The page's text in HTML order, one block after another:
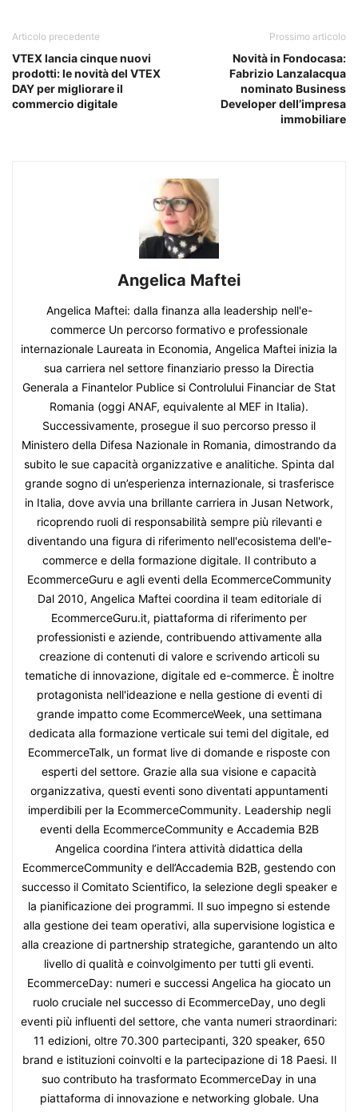
Articolo precedente
VTEX lancia cinque nuovi
prodotti: le novità del VTEX
DAY per migliorare il
commercio digitale
Prossimo articolo
Novità in Fondocasa:
Fabrizio Lanzalacqua
nominato Business
Developer dell’impresa
immobiliare
Angelica Maftei
Angelica Maftei: dalla finanza alla leadership nell'e-
commerce Un percorso formativo e professionale
internazionale Laureata in Economia, Angelica Maftei inizia la
sua carriera nel settore finanziario presso la Directia
Generala a Finantelor Publice si Controlului Financiar de Stat
Romania (oggi ANAF, equivalente al MEF in Italia).
Successivamente, prosegue il suo percorso presso il
Ministero della Difesa Nazionale in Romania, dimostrando da
subito le sue capacità organizzative e analitiche. Spinta dal
grande sogno di un’esperienza internazionale, si trasferisce
in Italia, dove avvia una brillante carriera in Jusan Network,
ricoprendo ruoli di responsabilità sempre più rilevanti e
diventando una figura di riferimento nell'ecosistema dell'e-
commerce e della formazione digitale. Il contributo a
EcommerceGuru e agli eventi della EcommerceCommunity
Dal 2010, Angelica Maftei coordina il team editoriale di
EcommerceGuru.it, piattaforma di riferimento per
professionisti e aziende, contribuendo attivamente alla
creazione di contenuti di valore e scrivendo articoli su
tematiche di innovazione, digitale ed e-commerce. È inoltre
protagonista nell'ideazione e nella gestione di eventi di
grande impatto come EcommerceWeek, una settimana
dedicata alla formazione verticale sui temi del digitale, ed
EcommerceTalk, un format live di domande e risposte con
esperti del settore. Grazie alla sua visione e capacità
organizzativa, questi eventi sono diventati appuntamenti
imperdibili per la EcommerceCommunity. Leadership negli
eventi della EcommerceCommunity e Accademia B2B
Angelica coordina l’intera attività didattica della
EcommerceCommunity e dell’Accademia B2B, gestendo con
successo il Comitato Scientifico, la selezione degli speaker e
la pianificazione dei programmi. Il suo impegno si estende
alla gestione dei team operativi, alla supervisione logistica e
alla creazione di partnership strategiche, garantendo un alto
livello di qualità e coinvolgimento per tutti gli eventi.
EcommerceDay: numeri e successi Angelica ha giocato un
ruolo cruciale nel successo di EcommerceDay, uno degli
eventi più influenti del settore, che vanta numeri straordinari:
11 edizioni, oltre 70.300 partecipanti, 320 speaker, 650
brand e istituzioni coinvolti e la partecipazione di 18 Paesi. Il
suo contributo ha trasformato EcommerceDay in una
piattaforma di innovazione e networking globale. Una